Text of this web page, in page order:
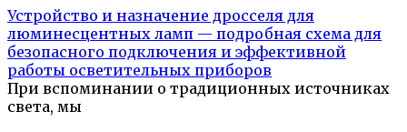
Устройство и назначение дросселя для
люминесцентных ламп — подробная схема для
безопасного подключения и эффективной
работы осветительных приборов
При вспоминании о традиционных источниках
света, мы